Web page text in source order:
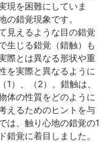
現を困難にしていま
錯覚現象です。
見えるような目の錯覚
生じる錯覚（錯触）も
際とは異なる形状や重
を実際と異なるように
）、（2）。錯触は、
体の性質をどのように
えるためのヒントを与
は、触り心地の錯覚の1
覚に着目しました。